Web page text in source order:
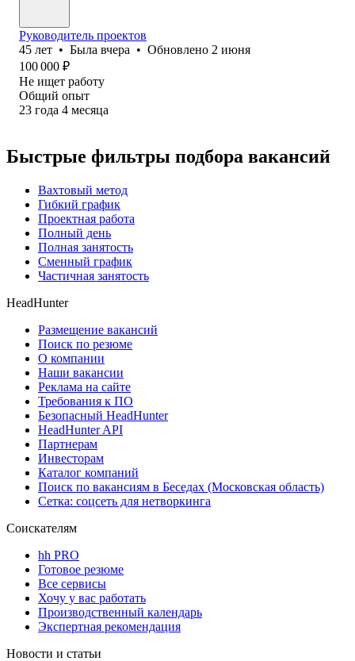
Руководитель проектов
45 лет • Была вчера • Обновлено 2 июня
100 000 ₽
Не ищет работу
Общий опыт
23 года 4 месяца
Быстрые фильтры подбора вакансий
Вахтовый метод
Гибкий график
Проектная работа
Полный день
Полная занятость
Сменный график
Частичная занятость
HeadHunter
Размещение вакансий
Поиск по резюме
О компании
Наши вакансии
Реклама на сайте
Требования к ПО
Безопасный HeadHunter
HeadHunter API
Партнерам
Инвесторам
Каталог компаний
Поиск по вакансиям в Беседах (Московская область)
Сетка: соцсеть для нетворкинга
Соискателям
hh PRO
Готовое резюме
Все сервисы
Хочу у вас работать
Производственный календарь
Экспертная рекомендация
Новости и статьи